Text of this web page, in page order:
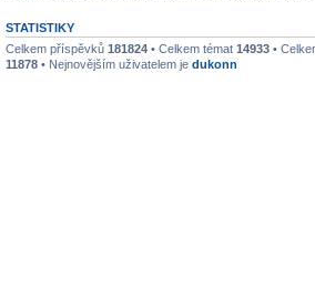
STATISTIKY
Celkem příspěvků 181824 • Celkem témat 14933 •
11878 • Nejnovějším uživatelem je dukonn